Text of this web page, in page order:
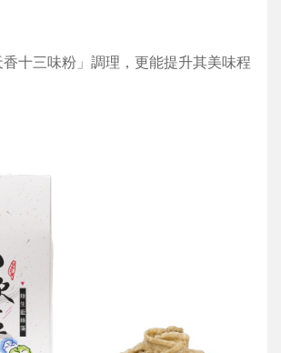
十三味粉」調理，更能提升其美味程